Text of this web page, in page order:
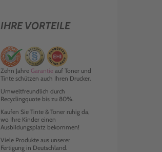
IHRE VORTEILE
Zehn Jahre Garantieauf Toner und
Tinte schützen auch Ihren Drucker.
Umweltfreundlich durch
Recyclingquote bis zu 80%.
Kaufen Sie Tinte & Toner ruhig da,
wo Ihre Kinder einen
Ausbildungsplatz bekommen!
Viele Produkte aus unserer
Fertigung in Deutschland.